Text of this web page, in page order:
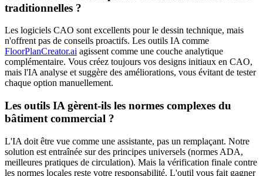
traditionnelles ?
Les logiciels CAO sont excellents pour le dessin technique, mais
n'offrent pas de conseils proactifs. Les outils IA comme
FloorPlanCreator.ai agissent comme une couche analytique
complémentaire. Vous créez toujours vos designs initiaux en CAO,
mais l'IA analyse et suggère des améliorations, vous évitant de tester
chaque option manuellement.
Les outils IA gèrent-ils les normes complexes du
bâtiment commercial ?
L'IA doit être vue comme une assistante, pas un remplaçant. Notre
solution est entraînée sur des principes universels (normes ADA,
meilleures pratiques de circulation). Mais la vérification finale contre
les normes locales reste votre responsabilité. L'outil vous fait gagner